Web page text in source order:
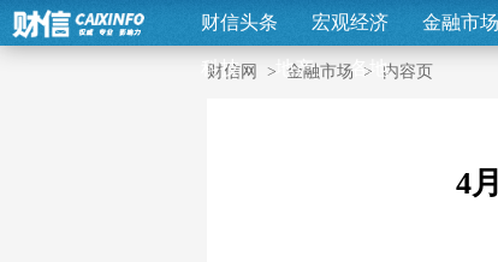
财信头条 宏观经济 金融市场
科技 地产 各地
财信网 > 金融市场 > 内容页
4